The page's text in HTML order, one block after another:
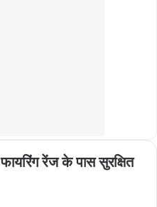
रेंज के पास सुरक्षित